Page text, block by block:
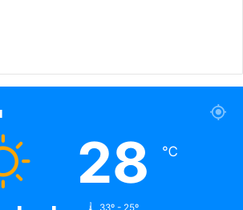
28 ℃
33º - 25º